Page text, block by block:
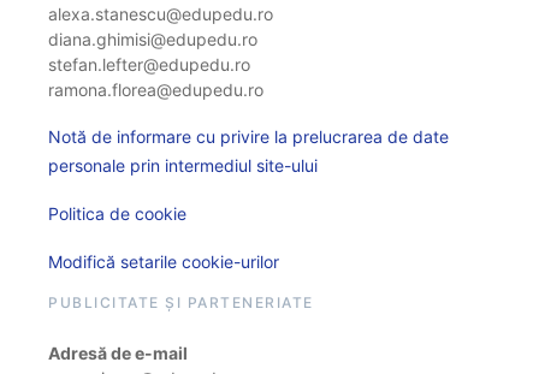
alexa.stanescu@edupedu.ro
diana.ghimisi@edupedu.ro
stefan.lefter@edupedu.ro
ramona.florea@edupedu.ro
Notă de informare cu privire la prelucrarea de date
personale prin intermediul site-ului
Politica de cookie
Modifică setarile cookie-urilor
PUBLICITATE ȘI PARTENERIATE
Adresă de e-mail